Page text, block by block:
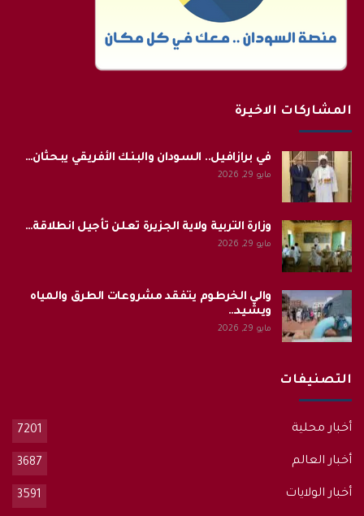
المشاركات الاخيرة
في برازافيل.. السودان والبنك الأفريقي يبحثان…
مايو 29, 2026
وزارة التربية ولاية الجزيرة تعلن تأجيل انطلاقة…
مايو 29, 2026
والي الخرطوم يتفقد مشروعات الطرق والمياه
ويشيد…
مايو 29, 2026
التصنيفات
أخبار محلية 7201
أخبار العالم 3687
أخبار الولايات 3591